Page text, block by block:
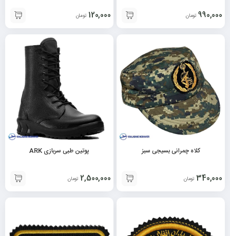
990,000 تومان 120,000 تومان
کلاه چمرانی بسیجی سبز
340,000 تومان
پوتین طبی سربازی ARK
2,500,000 تومان